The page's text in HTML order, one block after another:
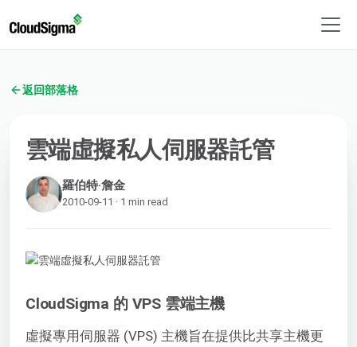
返回部落格
雲端虛擬私人伺服器託管
羅伯特·詹金
2010-09-11 · 1 min read
CloudSigma 的 VPS 雲端主機
虛擬專用伺服器 (VPS) 主機旨在提供比共享主機更